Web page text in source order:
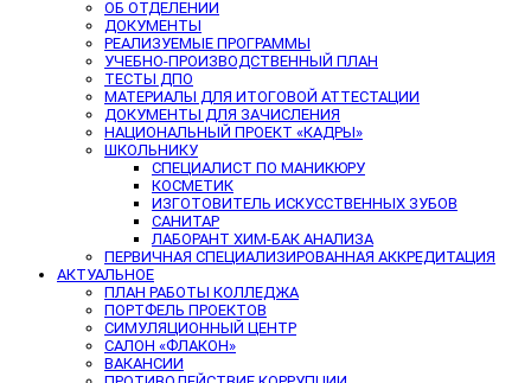
ОБ ОТДЕЛЕНИИ
ДОКУМЕНТЫ
РЕАЛИЗУЕМЫЕ ПРОГРАММЫ
УЧЕБНО-ПРОИЗВОДСТВЕННЫЙ ПЛАН
ТЕСТЫ ДПО
МАТЕРИАЛЫ ДЛЯ ИТОГОВОЙ АТТЕСТАЦИИ
ДОКУМЕНТЫ ДЛЯ ЗАЧИСЛЕНИЯ
НАЦИОНАЛЬНЫЙ ПРОЕКТ «КАДРЫ»
ШКОЛЬНИКУ
СПЕЦИАЛИСТ ПО МАНИКЮРУ
КОСМЕТИК
ИЗГОТОВИТЕЛЬ ИСКУССТВЕННЫХ ЗУБОВ
САНИТАР
ЛАБОРАНТ ХИМ-БАК АНАЛИЗА
ПЕРВИЧНАЯ СПЕЦИАЛИЗИРОВАННАЯ АККРЕДИТАЦИЯ
АКТУАЛЬНОЕ
ПЛАН РАБОТЫ КОЛЛЕДЖА
ПОРТФЕЛЬ ПРОЕКТОВ
СИМУЛЯЦИОННЫЙ ЦЕНТР
САЛОН «ФЛАКОН»
ВАКАНСИИ